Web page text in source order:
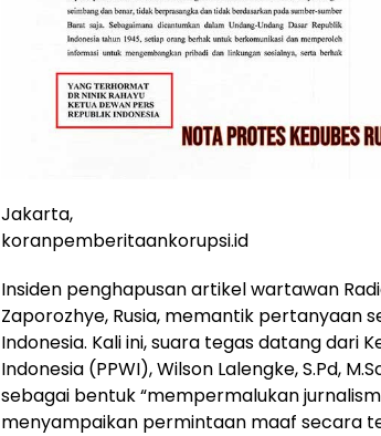
Jakarta,
koranpemberitaankorupsi.id
Insiden penghapusan artikel wartawan
Zaporozhye, Rusia, memantik pertanyaan
Indonesia. Kali ini, suara tegas datang dari
Indonesia (PPWI), Wilson Lalengke, S.Pd,
sebagai bentuk “mempermalukan
menyampaikan permintaan maaf secara